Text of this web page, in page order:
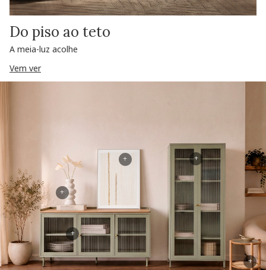
Do piso ao teto
A meia-luz acolhe
Vem ver
+
+
+
+
+